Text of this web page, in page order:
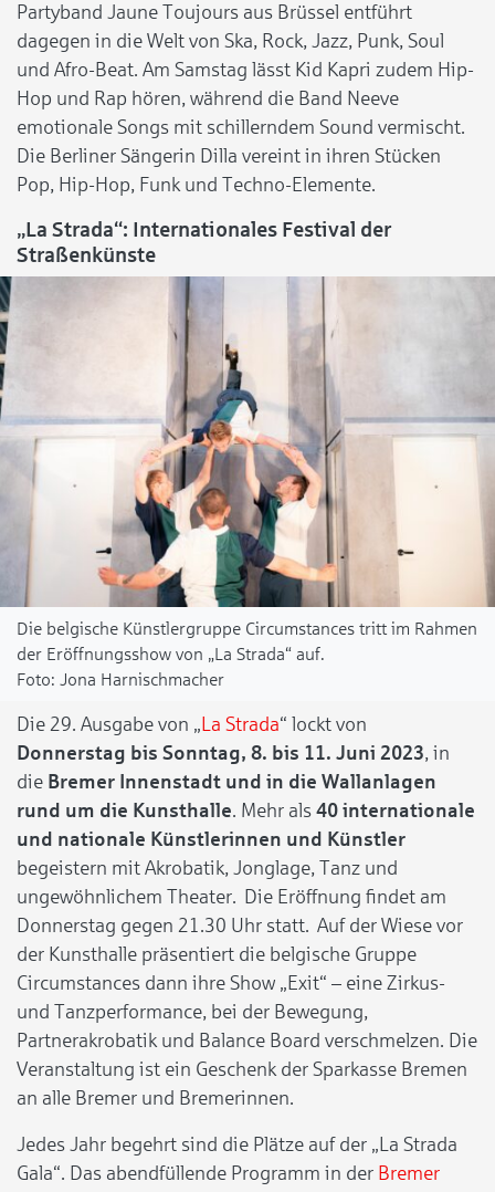
Partyband Jaune Toujours aus Brüssel entführt
dagegen in die Welt von Ska, Rock, Jazz, Punk, Soul
und Afro-Beat. Am Samstag lässt Kid Kapri zudem Hip-
Hop und Rap hören, während die Band Neeve
emotionale Songs mit schillerndem Sound vermischt.
Die Berliner Sängerin Dilla vereint in ihren Stücken
Pop, Hip-Hop, Funk und Techno-Elemente.
„La Strada“: Internationales Festival der
Straßenkünste
Die belgische Künstlergruppe Circumstances tritt im Rahmen
der Eröffnungsshow von „La Strada“ auf.
Jona Harnischmacher
Die 29. Ausgabe von „ La Strada“ lockt von
Donnerstag bis Sonntag, 8. bis 11. Juni 2023, in
die Bremer Innenstadt und in die Wallanlagen
rund um die Kunsthalle. Mehr als 40 internationale
und nationale Künstlerinnen und Künstler
begeistern mit Akrobatik, Jonglage, Tanz und
ungewöhnlichem Theater. Die Eröffnung findet am
Donnerstag gegen 21.30 Uhr statt. Auf der Wiese vor
der Kunsthalle präsentiert die belgische Gruppe
Circumstances dann ihre Show „Exit“ – eine Zirkus-
und Tanzperformance, bei der Bewegung,
Partnerakrobatik und Balance Board verschmelzen. Die
Veranstaltung ist ein Geschenk der Sparkasse Bremen
an alle Bremer und Bremerinnen.
Jedes Jahr begehrt sind die Plätze auf der „La Strada
Gala“. Das abendfüllende Programm in der Bremer